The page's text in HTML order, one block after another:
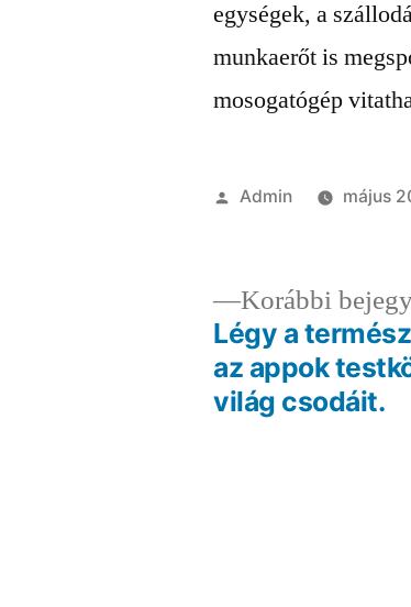
egységek, a
munkaerőt is
mosogatógép
Szerző:
Admin május
Bejegyzés
navigáció
Korábbi
Légy a
az appok
világ csodáit.